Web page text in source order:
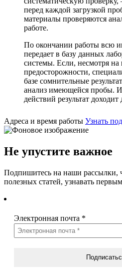
перед каждой загрузкой
материалы проверяются
работе.
По окончании работы всю
передает в базу данных
системы. Если, несмотря на
предосторожности,
базе сомнительные
анализ имеющейся пробы. И
действий результат
Адреса и время работы Узнать
Не упустите важное
Подпишитесь на наши рассылки,
полезных статей, узнавать
Электронная почта *